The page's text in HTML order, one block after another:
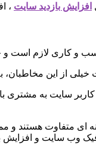
افزایش بازدید سایت ،
کاری لازم است و
خیلی از این
سایت به مشتری
متفاوت هستند و
وب سایت و افزایش